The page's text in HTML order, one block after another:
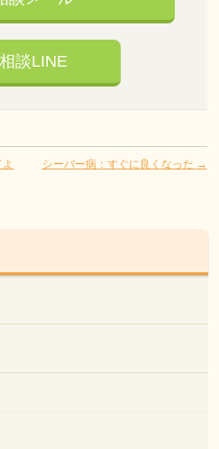
談LINE
シーバー病：すぐに良くなった →